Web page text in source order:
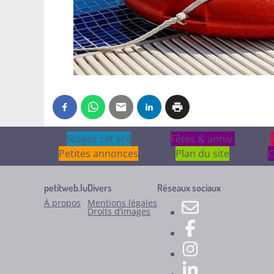
Stages cet été
Stages cet été Fêtes & anniv.
Fêtes & anniv.
Petites annonces
Plan du site
petitweb.lu
À propos
Divers
Mentions légales
Droits d’images
Réseaux sociaux